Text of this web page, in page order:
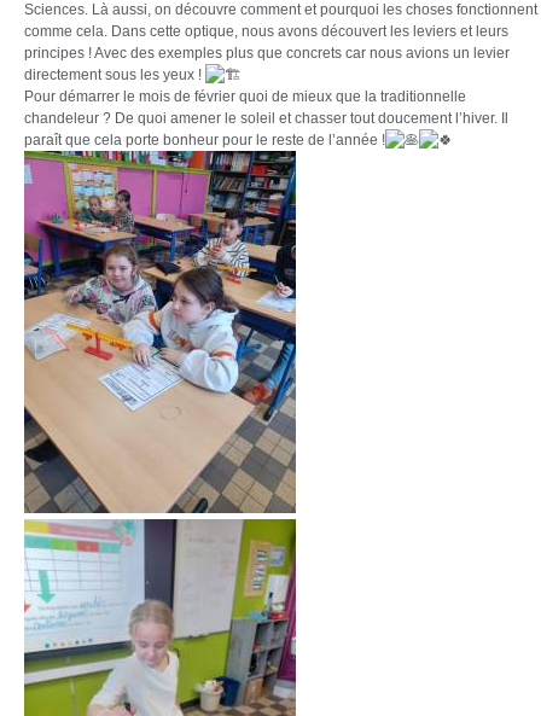
Sciences. Là aussi, on découvre comment et pourquoi les choses fonctionnent
comme cela. Dans cette optique, nous avons découvert les leviers et leurs
principes ! Avec des exemples plus que concrets car nous avions un levier
directement sous les yeux !
Pour démarrer le mois de février quoi de mieux que la traditionnelle
chandeleur ? De quoi amener le soleil et chasser tout doucement l’hiver. Il
paraît que cela porte bonheur pour le reste de l’année !